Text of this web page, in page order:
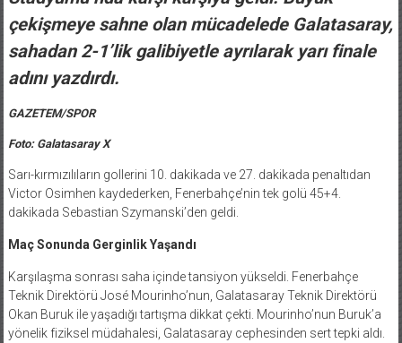
çekişmeye sahne olan mücadelede Galatasaray,
sahadan 2-1’lik galibiyetle ayrılarak yarı finale
adını yazdırdı.
GAZETEM/SPOR
Foto: Galatasaray X
Sarı-kırmızılıların gollerini 10. dakikada ve 27. dakikada penaltıdan
Victor Osimhen kaydederken, Fenerbahçe’nin tek golü 45+4.
dakikada Sebastian Szymanski’den geldi.
Maç Sonunda Gerginlik Yaşandı
Karşılaşma sonrası saha içinde tansiyon yükseldi. Fenerbahçe
Teknik Direktörü José Mourinho’nun, Galatasaray Teknik Direktörü
Okan Buruk ile yaşadığı tartışma dikkat çekti. Mourinho’nun Buruk’a
yönelik fiziksel müdahalesi, Galatasaray cephesinden sert tepki aldı.